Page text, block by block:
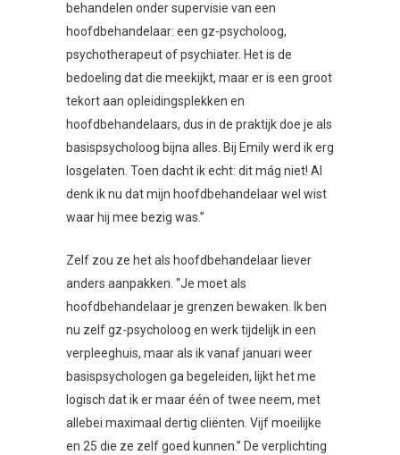
behandelen onder supervisie van een
hoofdbehandelaar: een gz-psycholoog,
psychotherapeut of psychiater. Het is de
bedoeling dat die meekijkt, maar er is een groot
tekort aan opleidingsplekken en
hoofdbehandelaars, dus in de praktijk doe je als
basispsycholoog bijna alles. Bij Emily werd ik erg
losgelaten. Toen dacht ik echt: dit mág niet! Al
denk ik nu dat mijn hoofdbehandelaar wel wist
waar hij mee bezig was.”
Zelf zou ze het als hoofdbehandelaar liever
anders aanpakken. “Je moet als
hoofdbehandelaar je grenzen bewaken. Ik ben
nu zelf gz-psycholoog en werk tijdelijk in een
verpleeghuis, maar als ik vanaf januari weer
basispsychologen ga begeleiden, lijkt het me
logisch dat ik er maar één of twee neem, met
allebei maximaal dertig cliënten. Vijf moeilijke
en 25 die ze zelf goed kunnen.” De verplichting